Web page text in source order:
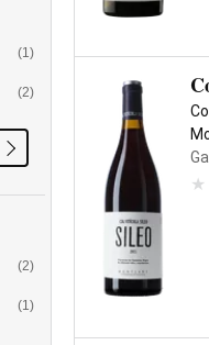
(1)
(2)
(2)
(1)